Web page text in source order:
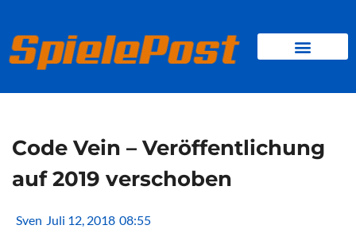
springen
Code Vein – Veröffentlichung
auf 2019 verschoben
Sven Juli 12, 2018 08:55